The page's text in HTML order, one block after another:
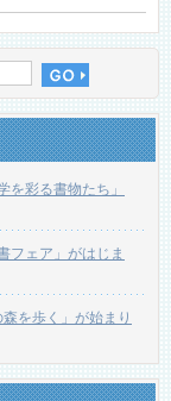
彩る書物たち」
フェア」がはじま
を歩く」が始まり